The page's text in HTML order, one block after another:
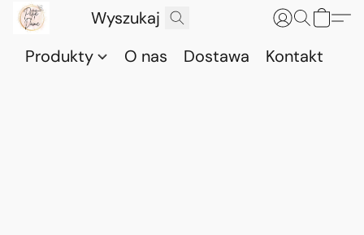
Produkty O nas Dostawa Kontakt